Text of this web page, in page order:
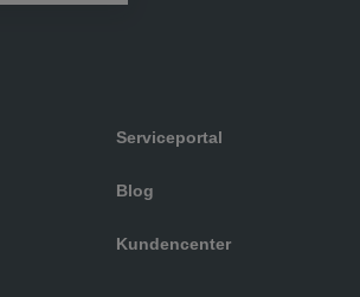
Serviceportal
Blog
Kundencenter